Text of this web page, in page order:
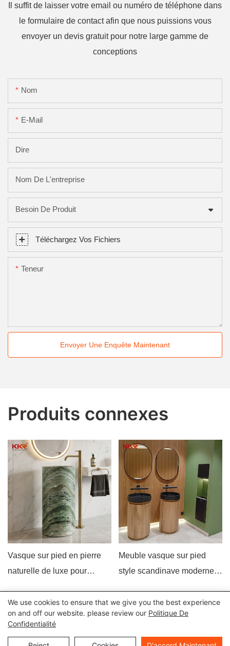
Il suffit de laisser votre email ou numéro de téléphone dans
le formulaire de contact afin que nous puissions vous
envoyer un devis gratuit pour notre large gamme de
conceptions
Nom
E-Mail
Dire
Nom De L'entreprise
Besoin De Produit
Téléchargez Vos Fichiers
Teneur
Envoyer Une Enquête Maintenant
Produits connexes
Vasque sur pied en pierre
naturelle de luxe pour
d'hôtel
Meuble vasque sur pied
style scandinave moderne,
bain commerciale
Tous droits réservés © 2024 Kingkonree International China
Surface Industrial Co., Ltd |
site
We use cookies to ensure that we give you the best experience
on and off our website. please review our Politique De
Confidentialité